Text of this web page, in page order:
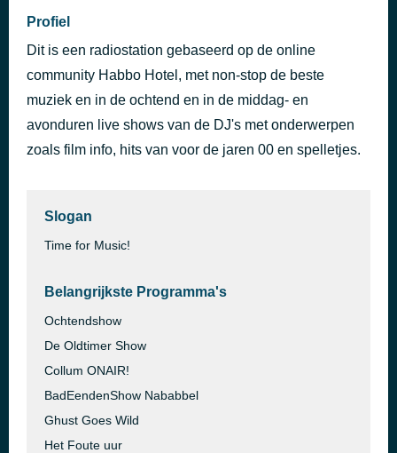
Profiel
Dit is een radiostation gebaseerd op de online
community Habbo Hotel, met non-stop de beste
muziek en in de ochtend en in de middag- en
avonduren live shows van de DJ's met onderwerpen
zoals film info, hits van voor de jaren 00 en spelletjes.
Slogan
Time for Music!
Belangrijkste Programma's
Ochtendshow
De Oldtimer Show
Collum ONAIR!
BadEendenShow Nababbel
Ghust Goes Wild
Het Foute uur